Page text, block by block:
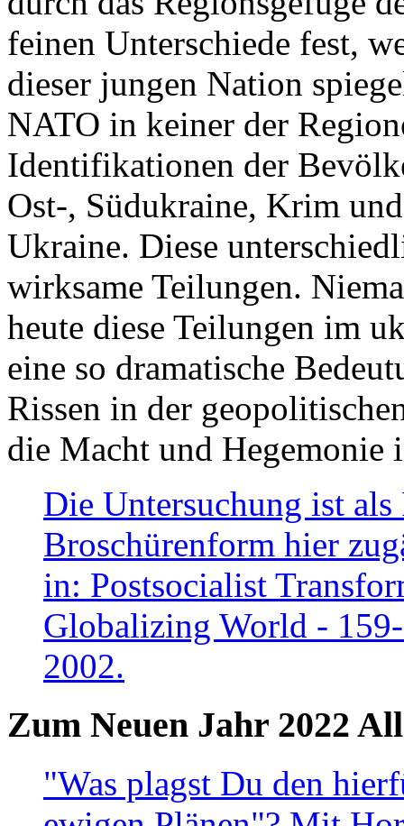
feinen Unterschiede fest,
dieser jungen Nation
NATO in keiner der
Identifikationen der
Ost-, Südukraine, Krim
Ukraine. Diese
wirksame Teilungen.
heute diese Teilungen im
eine so dramatische
Rissen in der
die Macht und Hegemonie
Die Untersuchung ist
Broschürenform hier
in: Postsocialist
Globalizing World -
2002.
Zum Neuen Jahr 2022
"Was plagst Du den